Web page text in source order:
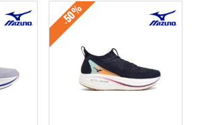
-50%